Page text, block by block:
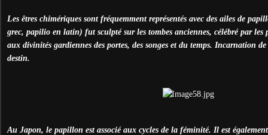
Les êtres chimériques sont fréquemment représentés avec des ailes de
grec, papilio en latin) fut sculpté sur les tombes anciennes, célébré par les
aux divinités gardiennes des portes, des songes et du temps. Incarnation
destin.
Au Japon, le papillon est associé aux cycles de la féminité. Il est